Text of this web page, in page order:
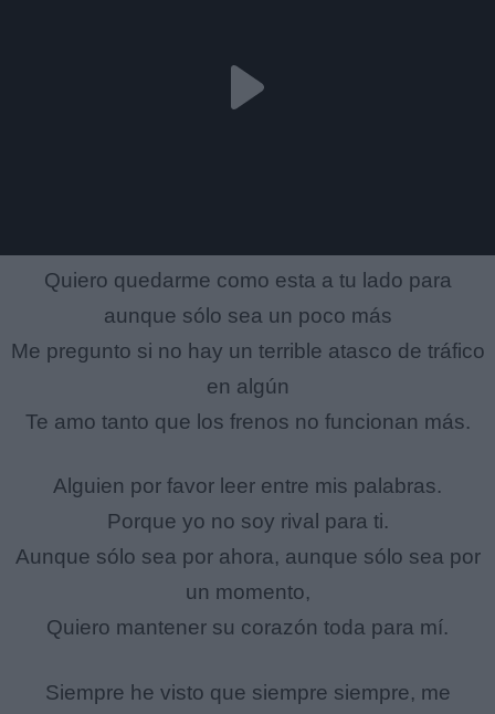
Quiero quedarme como esta a tu lado para
aunque sólo sea un poco más
Me pregunto si no hay un terrible atasco de tráfico
en algún
Te amo tanto que los frenos no funcionan más.
Alguien por favor leer entre mis palabras.
Porque yo no soy rival para ti.
Aunque sólo sea por ahora, aunque sólo sea por
un momento,
Quiero mantener su corazón toda para mí.
Siempre he visto que siempre siempre, me